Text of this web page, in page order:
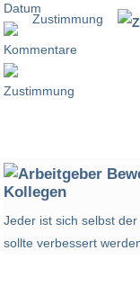
Zustimmung
Kollegen
Jeder ist sich selbst
sollte verbessert